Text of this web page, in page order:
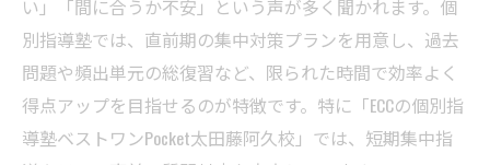
法
勉強が苦手な子も続けやすい個別指導の工
夫
個別指導塾で身につく計画的な勉強スタイ
い」「間に合うか不安」という声が多く聞かれます。個
別指導塾では、直前期の集中対策プランを用意し、過去
問題や頻出単元の総復習など、限られた時間で効率よく
得点アップを目指せるのが特徴です。特に「ECCの個別指
導塾ベストワンPocket太田藤阿久校」では、短期集中指